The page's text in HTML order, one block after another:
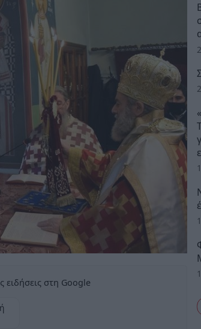
στη Google